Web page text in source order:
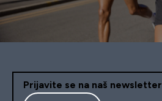
Prijavite se na naš newsletter